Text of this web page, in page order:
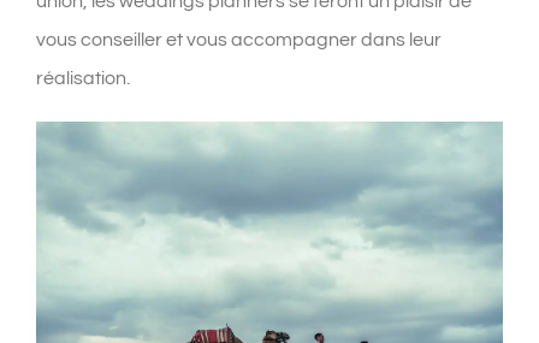
vous conseiller et vous accompagner dans leur
réalisation.